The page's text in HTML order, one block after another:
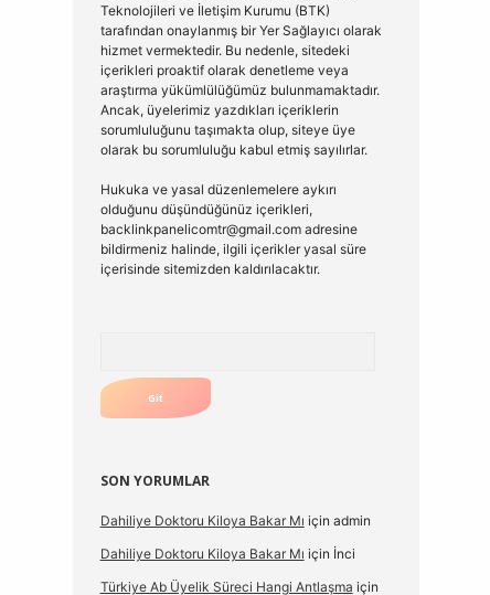
Teknolojileri ve İletişim Kurumu (BTK)
tarafından onaylanmış bir Yer Sağlayıcı olarak
hizmet vermektedir. Bu nedenle, sitedeki
içerikleri proaktif olarak denetleme veya
araştırma yükümlülüğümüz bulunmamaktadır.
Ancak, üyelerimiz yazdıkları içeriklerin
sorumluluğunu taşımakta olup, siteye üye
olarak bu sorumluluğu kabul etmiş sayılırlar.
Hukuka ve yasal düzenlemelere aykırı
olduğunu düşündüğünüz içerikleri,
backlinkpanelicomtr@gmail.comadresine
bildirmeniz halinde, ilgili içerikler yasal süre
içerisinde sitemizden kaldırılacaktır.
SON YORUMLAR
Dahiliye Doktoru Kiloya Bakar Mı için admin
Dahiliye Doktoru Kiloya Bakar Mı için İnci
Türkiye Ab Üyelik Süreci Hangi Antlaşma için